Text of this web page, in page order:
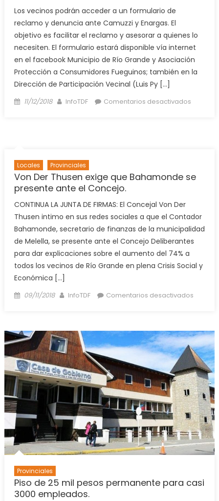
Los vecinos podrán acceder a un formulario de
reclamo y denuncia ante Camuzzi y Enargas. El
objetivo es facilitar el reclamo y asesorar a quienes lo
necesiten. El formulario estará disponible vía internet
en el facebook Municipio de Río Grande y Asociación
Protección a Consumidores Fueguinos; también en la
Dirección de Participación Vecinal (Luis Py […]
Posted
11/12/2018 Author
InfoTDF Comentarios desactivadosen
gas
Locales Provinciales
Von Der Thusen exige que Bahamonde se
presente ante el Concejo.
CONTINUA LA JUNTA DE FIRMAS: El Concejal Von Der
Thusen intimo en sus redes sociales a que el Contador
Bahamonde, secretario de finanzas de la municipalidad
de Melella, se presente ante el Concejo Deliberantes
para dar explicaciones sobre el aumento del 74% a
todos los vecinos de Río Grande en plena Crisis Social y
Económica […]
Posted
09/11/2018 Author
InfoTDF Comentarios desactivadosen
exige
que
se
ante
el
Provinciales
Piso de 25 mil pesos permanente para casi
3000 empleados.